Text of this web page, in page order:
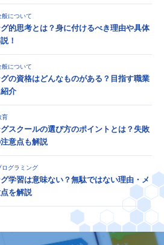
般について
的思考とは？身に付けるべき理由や具体
！
般について
の資格はどんなものがある？目指す職業
介
育
スクールの選び方のポイントとは？失敗
意点も解説
ログラミング
学習は意味ない？無駄ではない理由・メ
を解説